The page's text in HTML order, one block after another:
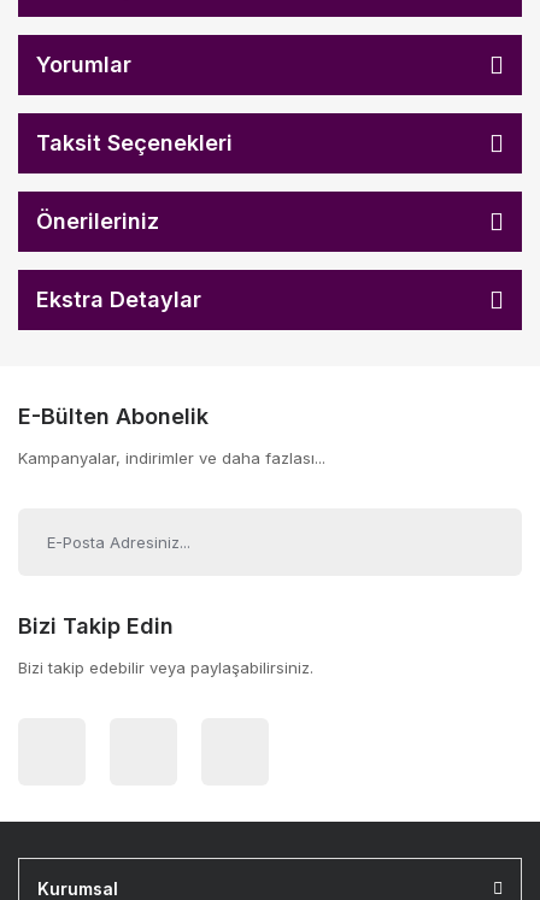
Yorumlar
Taksit Seçenekleri
Önerileriniz
Ekstra Detaylar
E-Bülten Abonelik
Kampanyalar, indirimler ve daha fazlası...
Bizi Takip Edin
Bizi takip edebilir veya paylaşabilirsiniz.
Kurumsal